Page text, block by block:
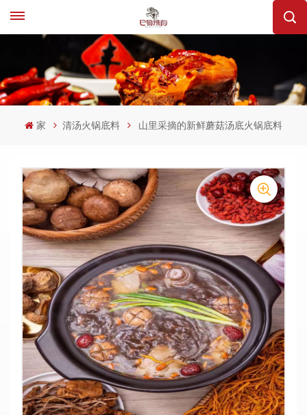
家 清汤火锅底料 山里采摘的新鲜蘑菇汤底火锅底料